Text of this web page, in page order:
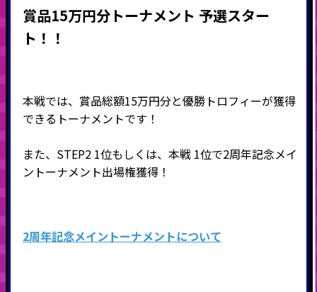
賞品15万円分トーナメント 予選スター
ト！！
本戦では、賞品総額15万円分と優勝トロフィーが獲得
できるトーナメントです！
また、STEP2 1位もしくは、本戦 1位で2周年記念メイ
ントーナメント出場権獲得！
2周年記念メイントーナメントについて